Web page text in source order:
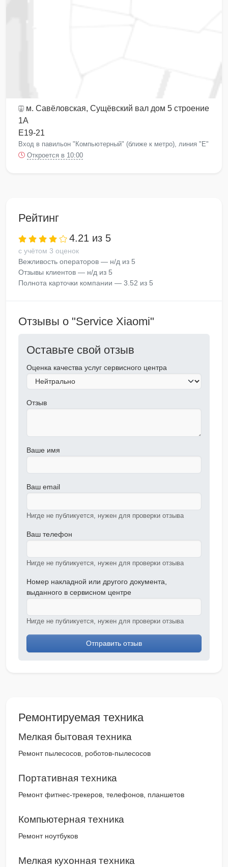
м. Савёловская, Сущёвский вал дом 5 строение
1А
Е19-21
Вход в павильон "Компьютерный" (ближе к метро), линия "Е"
Откроется в 10:00
Рейтинг
4.21 из 5
с учётом 3 оценок
Вежливость операторов — н/д из 5
Отзывы клиентов — н/д из 5
Полнота карточки компании — 3.52 из 5
Отзывы о "Service Xiaomi"
Оставьте свой отзыв
Оценка качества услуг сервисного центра
Отзыв
Ваше имя
Ваш email
Нигде не публикуется, нужен для проверки отзыва
Ваш телефон
Нигде не публикуется, нужен для проверки отзыва
Номер накладной или другого документа,
выданного в сервисном центре
Нигде не публикуется, нужен для проверки отзыва
Отправить отзыв
Ремонтируемая техника
Мелкая бытовая техника
Ремонт пылесосов, роботов-пылесосов
Портативная техника
Ремонт фитнес-трекеров, телефонов, планшетов
Компьютерная техника
Ремонт ноутбуков
Мелкая кухонная техника